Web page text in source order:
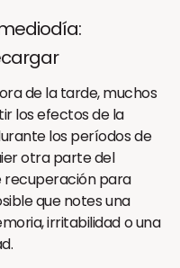
de la tarde, muchos
los efectos de la
los períodos de
otra parte del
recuperación para
que notes una
irritabilidad o una